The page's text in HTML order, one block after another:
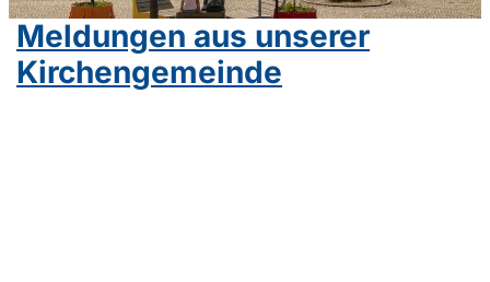
Meldungen aus unserer
Kirchengemeinde